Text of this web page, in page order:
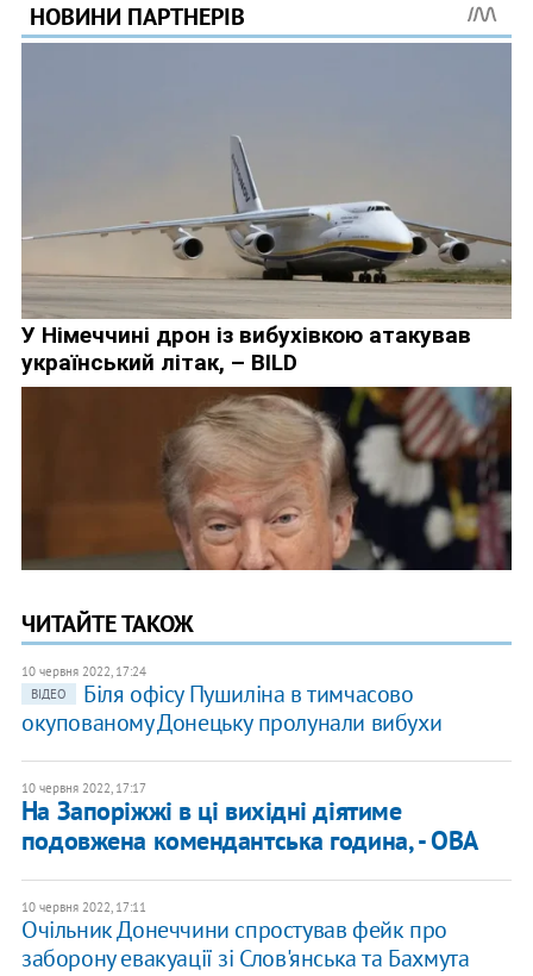
ЧИТАЙТЕ ТАКОЖ
10 червня 2022, 17:24
ВІДЕО
Біля офісу Пушиліна в тимчасово
окупованому Донецьку пролунали вибухи
10 червня 2022, 17:17
​На Запоріжжі в ці вихідні діятиме
подовжена комендантська година, - ОВА
10 червня 2022, 17:11
Очільник Донеччини спростував фейк про
заборону евакуації зі Слов'янська та Бахмута